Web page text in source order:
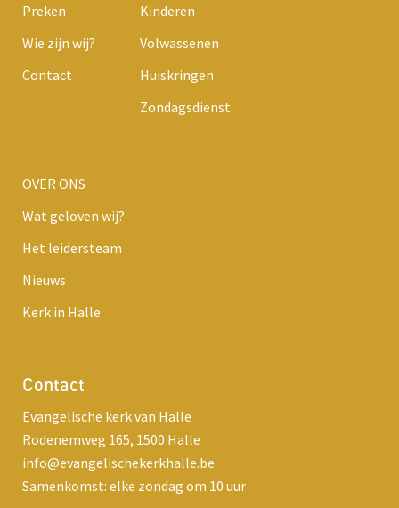
Preken
Wie zijn wij?
Contact
Kinderen
Volwassenen
Huiskringen
Zondagsdienst
OVER ONS
Wat geloven wij?
Het leidersteam
Nieuws
Kerk in Halle
Contact
Evangelische kerk van Halle
Rodenemweg 165, 1500 Halle
info@evangelischekerkhalle.be
Samenkomst: elke zondag om 10 uur